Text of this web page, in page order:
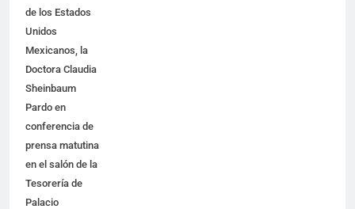
de los Estados
Unidos
Mexicanos, la
Doctora Claudia
Sheinbaum
Pardo en
conferencia de
prensa matutina
en el salón de la
Tesorería de
Palacio